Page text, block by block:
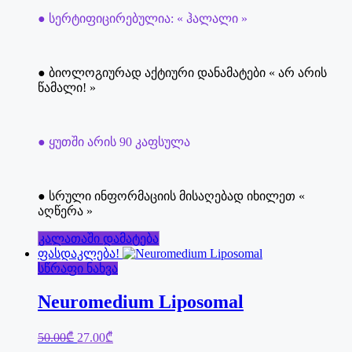
● სერტიფიცირებულია: « ჰალალი »
● ბიოლოგიურად აქტიური დანამატები « არ არის
წამალი! »
● ყუთში არის 90 კაფსულა
● სრული ინფორმაციის მისაღებად იხილეთ «
აღწერა »
კალათაში დამატება
ფასდაკლება!
სწრაფი ნახვა
Neuromedium Liposomal
50.00₾ Original
27.00₾